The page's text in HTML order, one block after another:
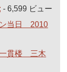
- 6,599 ビュー
ン当日 2010
一貫楼 三木